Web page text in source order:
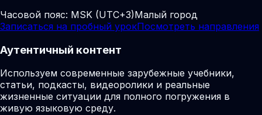
Часовой пояс: MSK (UTC+3)Малый город
Записаться на пробный урокПосмотреть направления
Аутентичный контент
Используем современные зарубежные учебники,
статьи, подкасты, видеоролики и реальные
жизненные ситуации для полного погружения в
живую языковую среду.